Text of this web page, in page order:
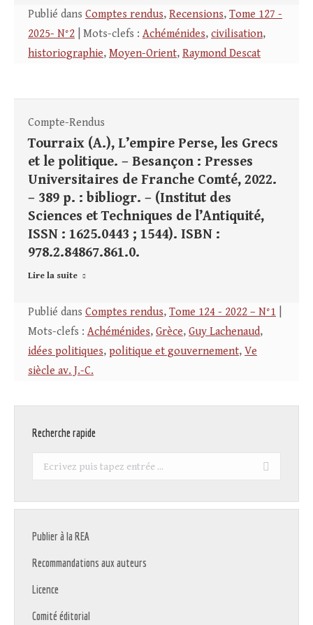
Publié dans Comptes rendus, Recensions, Tome 127 -
2025- N°2 | Mots-clefs : Achéménides, civilisation,
historiographie, Moyen-Orient, Raymond Descat
Compte-Rendus
Tourraix (A.), L’empire Perse, les Grecs
et le politique. – Besançon : Presses
Universitaires de Franche Comté, 2022.
– 389 p. : bibliogr. – (Institut des
Sciences et Techniques de l’Antiquité,
ISSN : 1625.0443 ; 1544). ISBN :
978.2.84867.861.0.
Lire la suite
Publié dans Comptes rendus, Tome 124 - 2022 – N°1
Mots-clefs : Achéménides, Grèce, Guy Lachenaud,
idées politiques, politique et gouvernement, Ve
siècle av. J.-C.
Recherche rapide
Recherche
Publier à la REA
Recommandations aux auteurs
Licence
Comité éditorial